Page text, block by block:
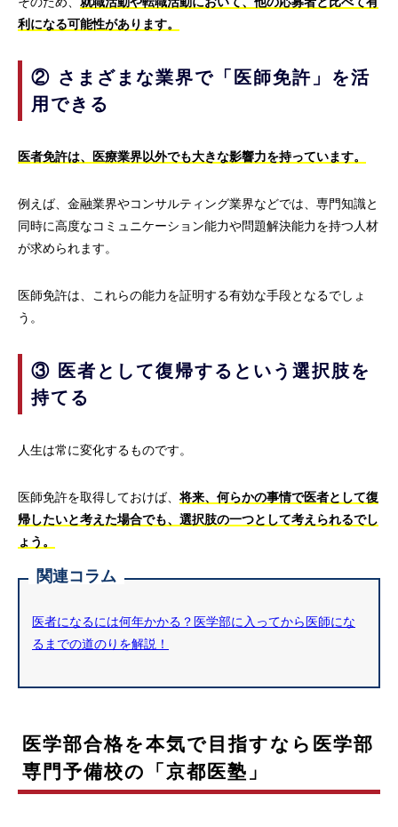
利になる可能性があります。
② さまざまな業界で「医師免許」を活
用できる
医者免許は、医療業界以外でも大きな影響力を持っています。
例えば、金融業界やコンサルティング業界などでは、専門知識と
同時に高度なコミュニケーション能力や問題解決能力を持つ人材
が求められます。
医師免許は、これらの能力を証明する有効な手段となるでしょ
う。
③ 医者として復帰するという選択肢を
持てる
人生は常に変化するものです。
医師免許を取得しておけば、将来、何らかの事情で医者として復
帰したいと考えた場合でも、選択肢の一つとして考えられるでし
ょう。
関連コラム
医者になるには何年かかる？医学部に入ってから医師にな
るまでの道のりを解説！
医学部合格を本気で目指すなら医学部
専門予備校の「京都医塾」